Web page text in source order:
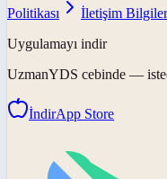
Politikası
İletişim
Uygulamayı indir
UzmanYDS cebinde —
İndirApp Store